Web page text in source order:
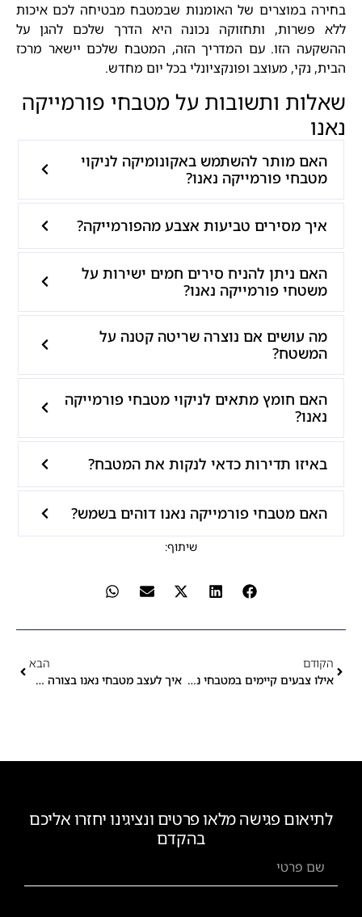
בחירה במוצרים של האומנות שבמטבח מבטיחה לכם איכות
ללא פשרות, ותחזוקה נכונה היא הדרך שלכם להגן על
ההשקעה הזו. עם המדריך הזה, המטבח שלכם יישאר מרכז
הבית, נקי, מעוצב ופונקציונלי בכל יום מחדש.
שאלות ותשובות על מטבחי פורמייקה
נאנו
האם מותר להשתמש באקונומיקה לניקוי
מטבחי פורמייקה נאנו?
איך מסירים טביעות אצבע מהפורמייקה?
האם ניתן להניח סירים חמים ישירות על
משטחי פורמייקה נאנו?
מה עושים אם נוצרה שריטה קטנה על
המשטח?
האם חומץ מתאים לניקוי מטבחי פורמייקה
נאנו?
באיזו תדירות כדאי לנקות את המטבח?
האם מטבחי פורמייקה נאנו דוהים בשמש?
שיתוף:
הקודם
אילו צבעים קיימים במטבחי נאנו והאם יש מבחר גדול?
הבא
איך לעצב מטבחי נאנו בצורה היעילה ביותר
לתיאום פגישה מלאו פרטים ונציגינו יחזרו אליכם
בהקדם